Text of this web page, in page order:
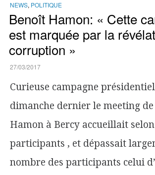
NEWS, POLITIQUE
Benoît Hamon: « Cette
est marquée par la
corruption »
27/03/2017
Curieuse campagne
dimanche dernier le meeting
Hamon à Bercy accueillait selon
participants , et dépassait
nombre des participants celui